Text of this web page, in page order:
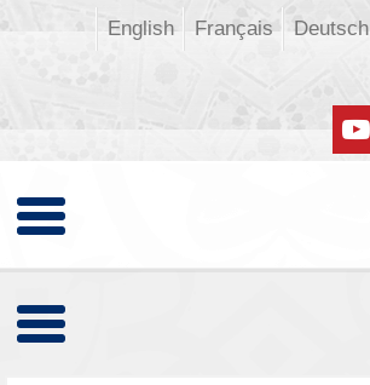
Deutsch
Français
English